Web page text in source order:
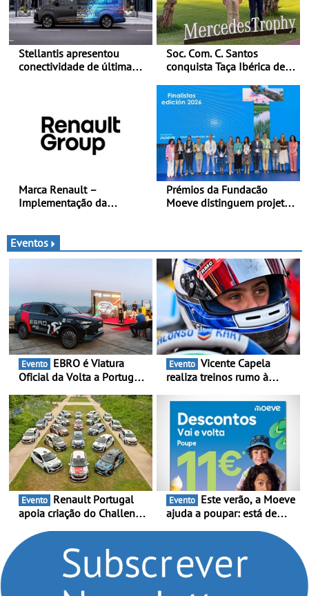
Stellantis apresentou
conectividade de última
Soc. Com. C. Santos
conquista Taça Ibérica de
MercedesTrophy
Marca Renault –
Implementação da
eletrificação e criação de
valor
Prémios da Fundacão
Moeve distinguem projeto
Eventos
Evento
Oficial da Volta a Portugal
presença nacional ao lado
da mítica prova de ciclismo
e leva a sua gama SUV
multi-energia às estradas
de Portugal
Evento
realiza treinos rumo à
Portugal Karting e mira boa
estreia - O Campeonato
Portugal Karting 2026
decorre entre 1 de Março e
6 de Setembro
Evento
apoia criação do Challenge
compromisso com o
automobilismo nacional
continua em 2026
Evento
ajuda a poupar: está de
Volta” com descontos de